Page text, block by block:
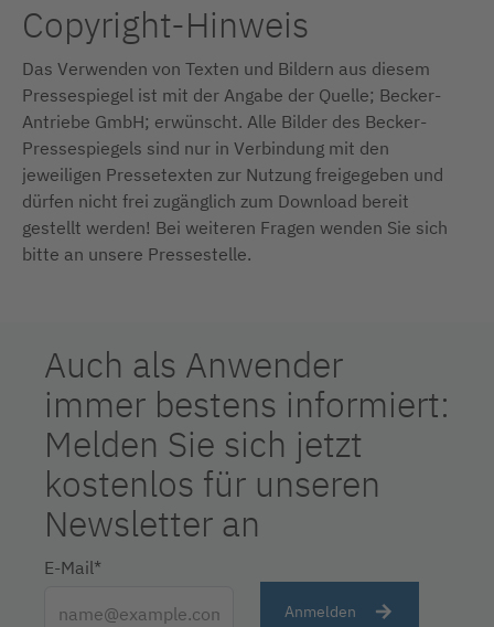
Copyright-Hinweis
Das Verwenden von Texten und Bildern aus diesem
Pressespiegel ist mit der Angabe der Quelle; Becker-
Antriebe GmbH; erwünscht. Alle Bilder des Becker-
Pressespiegels sind nur in Verbindung mit den
jeweiligen Pressetexten zur Nutzung freigegeben und
dürfen nicht frei zugänglich zum Download bereit
gestellt werden! Bei weiteren Fragen wenden Sie sich
bitte an unsere Pressestelle.
Auch als Anwender
immer bestens informiert:
Melden Sie sich jetzt
kostenlos für unseren
Newsletter an
E-Mail*
Anmelden